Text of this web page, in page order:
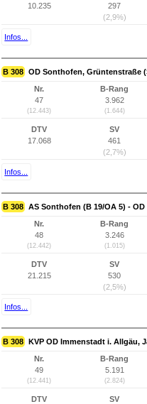
10.235
297
(2,9%)
Infos...
B 308 OD Sonthofen, Grüntenstraße
Nr.
47
(12.443)
B-Rang
3.962
(1.644)
DTV
17.068
SV
461
(2,7%)
Infos...
B 308 AS Sonthofen (B 19/OA 5) -
Nr.
48
(12.442)
B-Rang
3.246
(1.015)
DTV
21.215
SV
530
(2,5%)
Infos...
B 308 KVP OD Immenstadt i. Allgäu,
Nr.
49
(12.441)
B-Rang
5.191
(2.824)
DTV
SV